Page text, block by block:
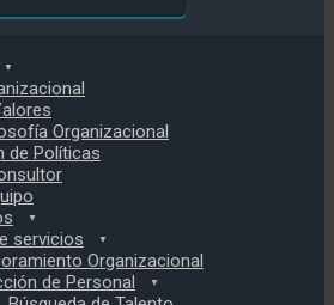
Organizacional
de Políticas
servicios
Organizacional
de Personal